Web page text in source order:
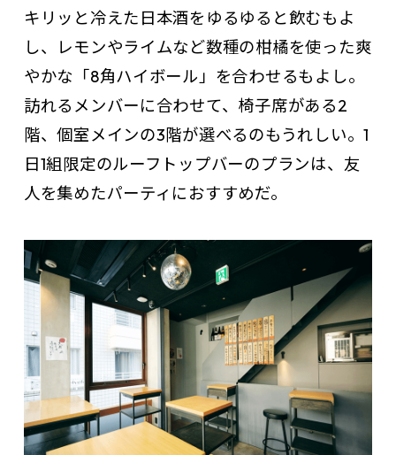
キリッと冷えた日本酒をゆるゆると飲むもよ
し、レモンやライムなど数種の柑橘を使った爽
やかな「8角ハイボール」を合わせるもよし。
訪れるメンバーに合わせて、椅子席がある2
階、個室メインの3階が選べるのもうれしい。1
日1組限定のルーフトップバーのプランは、友
人を集めたパーティにおすすめだ。